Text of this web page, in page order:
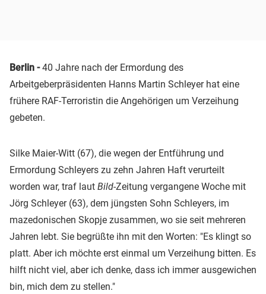
Berlin -40 Jahre nach der Ermordung des
Arbeitgeberpräsidenten Hanns Martin Schleyer hat eine
frühere RAF-Terroristin die Angehörigen um Verzeihung
gebeten.
Silke Maier-Witt (67), die wegen der Entführung und
Ermordung Schleyers zu zehn Jahren Haft verurteilt
worden war, traf laut Bild-Zeitung vergangene Woche mit
Jörg Schleyer (63), dem jüngsten Sohn Schleyers, im
mazedonischen Skopje zusammen, wo sie seit mehreren
Jahren lebt. Sie begrüßte ihn mit den Worten: "Es klingt so
platt. Aber ich möchte erst einmal um Verzeihung bitten. Es
hilft nicht viel, aber ich denke, dass ich immer ausgewichen
bin, mich dem zu stellen."